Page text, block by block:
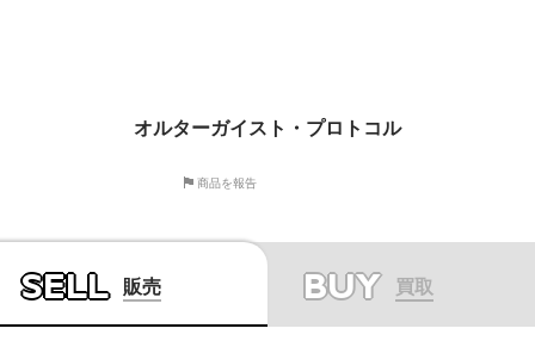
オルターガイスト・プロトコル
商品を報告
SELL 販売 BUY 買取